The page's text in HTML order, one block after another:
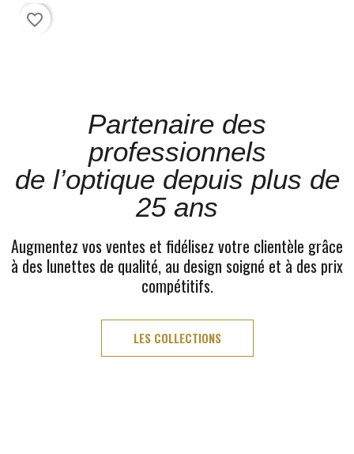
favorite_border
Partenaire des
professionnels
de l’optique depuis plus de
25 ans
Augmentez vos ventes et fidélisez votre clientèle grâce
à des lunettes de qualité, au design soigné et à des prix
compétitifs.
LES COLLECTIONS